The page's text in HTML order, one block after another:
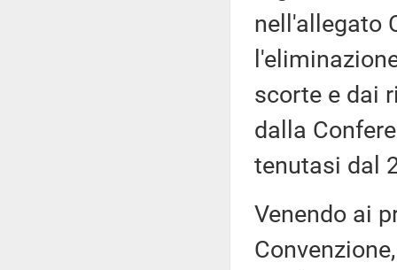
nell'allegato
scorte e dai
dalla
tenutasi dal
Venendo ai